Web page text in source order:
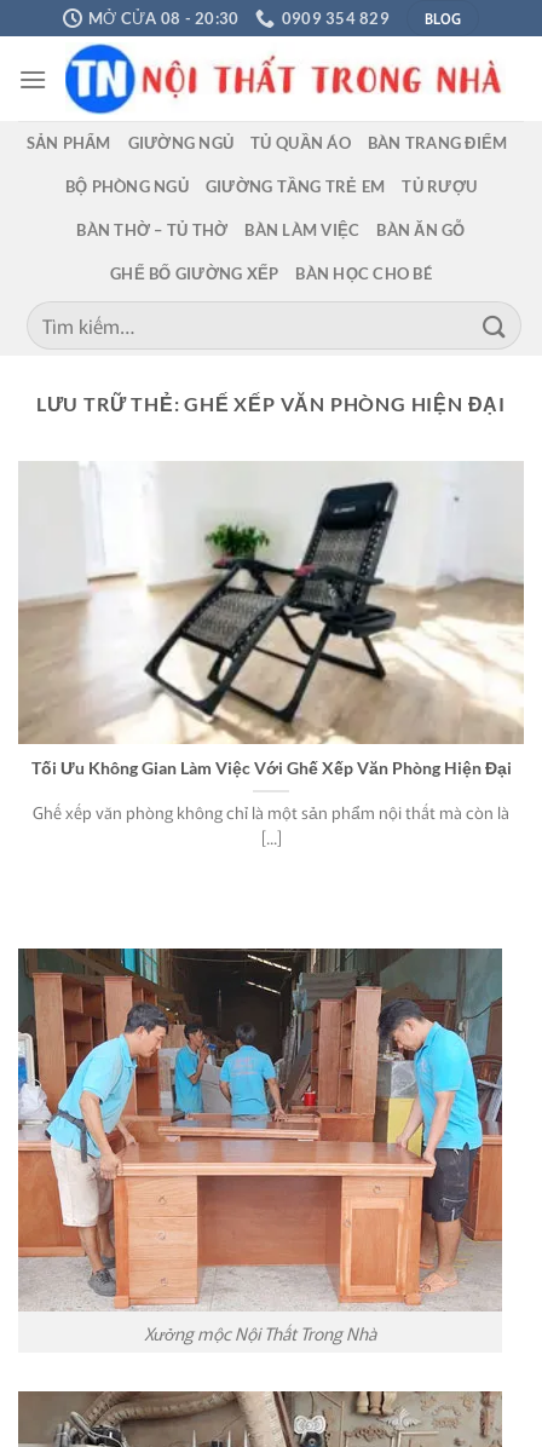
Chuyển
đến
nội
MỞ CỬA 08 - 20:30 0909 354 829 BLOG
SẢN PHẨM GIƯỜNG NGỦ TỦ QUẦN ÁO BÀN TRANG ĐIỂM
BỘ PHÒNG NGỦ GIƯỜNG TẦNG TRẺ EM TỦ RƯỢU
BÀN THỜ – TỦ THỜ BÀN LÀM VIỆC BÀN ĂN GỖ
GHẾ BỐ GIƯỜNG XẾP BÀN HỌC CHO BÉ
Tìm
kiếm:
LƯU TRỮ THẺ:GHẾ XẾP VĂN PHÒNG HIỆN ĐẠI
Tối Ưu Không Gian Làm Việc Với Ghế Xếp Văn Phòng Hiện Đại
Ghế xếp văn phòng không chỉ là một sản phẩm nội thất mà còn là
[...]
Xưởng mộc Nội Thất Trong Nhà